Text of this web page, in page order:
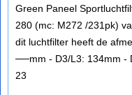
Green Paneel
280 (mc: M272 /231pk)
dit luchtfilter heeft de
──mm - D3/L3: 134mm -
23